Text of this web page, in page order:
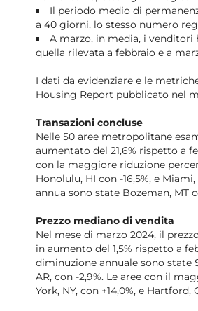
Il periodo medio di
a 40 giorni, lo stesso numero
A marzo, in media, i venditori
quella rilevata a febbraio e a
I dati da evidenziare e le
Housing Report pubblicato nel
Transazioni concluse
Nelle 50 aree metropolitane
aumentato del 21,6% rispetto a
con la maggiore riduzione
Honolulu, HI con -16,5%, e
annua sono state Bozeman, MT
Prezzo mediano di vendita
Nel mese di marzo 2024, il
in aumento del 1,5% rispetto a
diminuzione annuale sono state
AR, con -2,9%. Le aree con il
York, NY, con +14,0%, e Hartford,